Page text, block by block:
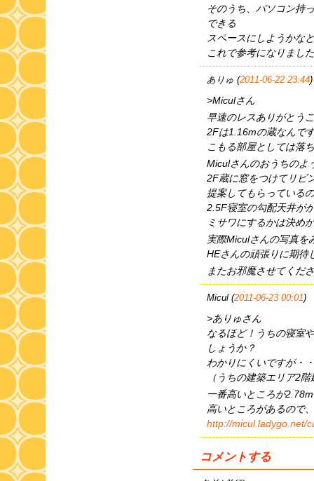
そのうち、パソコン持
できる
スペースにしようかな
これで参考になりまし
ありゅ (2011-06-22 23:44)
>Miculさん
早速のレスありがとう
2Fは1.16mの蔵なんで
こもる部屋としては落
Miculさんのおうちのよ
2F蔵に窓をつけてリビ
提案してもらっている
2.5F寝室の勾配天井が
ミサワにするかは決め
実際Miculさんの写真を
HEさんの頑張りに期待
またお邪魔させてくだ
Micul (2011-06-23 00:01)
>ありゅさん
なるほど！うちの寝室
しょうか？
わかりにくいですが・
（うちの建築エリア2
一番高いところが
高いところがあるので
http://micul.ladygo.net/
コメントする